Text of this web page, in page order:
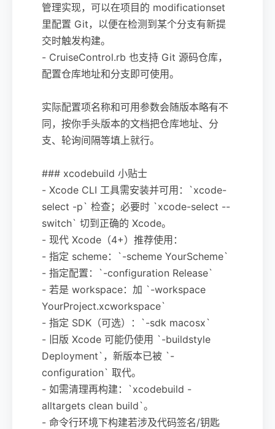
管理实现，可以在项目的 modificationset
里配置 Git，以便在检测到某个分支有新提
交时触发构建。
- CruiseControl.rb 也支持 Git 源码仓库，
配置仓库地址和分支即可使用。
实际配置项名称和可用参数会随版本略有不
同，按你手头版本的文档把仓库地址、分
支、轮询间隔等填上就行。
### xcodebuild 小贴士
- Xcode CLI 工具需安装并可用：`xcode-
select -p` 检查；必要时 `xcode-select --
switch` 切到正确的 Xcode。
- 现代 Xcode（4+）推荐使用：
- 指定 scheme：`-scheme YourScheme`
- 指定配置：`-configuration Release`
- 若是 workspace：加 `-workspace
YourProject.xcworkspace`
- 指定 SDK（可选）：`-sdk macosx`
- 旧版 Xcode 可能仍使用 `-buildstyle
Deployment`，新版本已被 `-
configuration` 取代。
- 如需清理再构建：`xcodebuild -
alltargets clean build`。
- 命令行环境下构建若涉及代码签名/钥匙